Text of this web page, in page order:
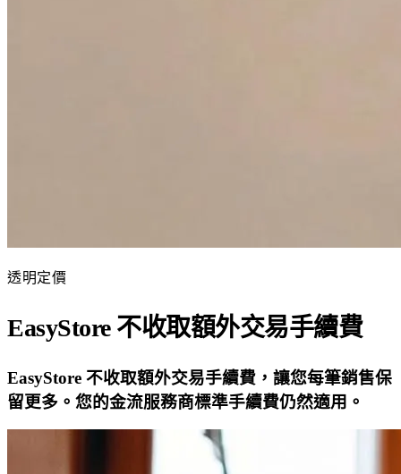
透明定價
EasyStore 不收取額外交易手續費
EasyStore 不收取額外交易手續費，讓您每筆銷售保
留更多。您的金流服務商標準手續費仍然適用。